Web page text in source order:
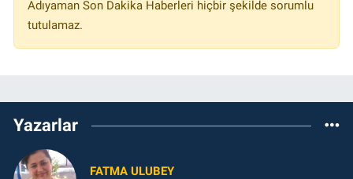
Adıyaman Son Dakika Haberleri hiçbir şekilde sorumlu
tutulamaz.
Yazarlar
FATMA ULUBEY